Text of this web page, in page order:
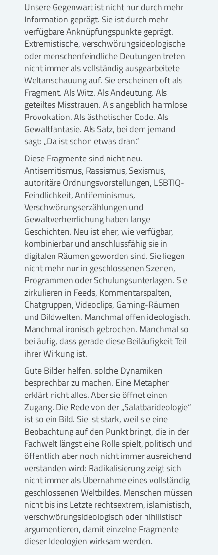
Unsere Gegenwart ist nicht nur durch mehr
Information geprägt. Sie ist durch mehr
verfügbare Anknüpfungspunkte geprägt.
Extremistische, verschwörungsideologische
oder menschenfeindliche Deutungen treten
nicht immer als vollständig ausgearbeitete
Weltanschauung auf. Sie erscheinen oft als
Fragment. Als Witz. Als Andeutung. Als
geteiltes Misstrauen. Als angeblich harmlose
Provokation. Als ästhetischer Code. Als
Gewaltfantasie. Als Satz, bei dem jemand
sagt: „Da ist schon etwas dran.“
Diese Fragmente sind nicht neu.
Antisemitismus, Rassismus, Sexismus,
autoritäre Ordnungsvorstellungen, LSBTIQ-
Feindlichkeit, Antifeminismus,
Verschwörungserzählungen und
Gewaltverherrlichung haben lange
Geschichten. Neu ist eher, wie verfügbar,
kombinierbar und anschlussfähig sie in
digitalen Räumen geworden sind. Sie liegen
nicht mehr nur in geschlossenen Szenen,
Programmen oder Schulungsunterlagen. Sie
zirkulieren in Feeds, Kommentarspalten,
Chatgruppen, Videoclips, Gaming-Räumen
und Bildwelten. Manchmal offen ideologisch.
Manchmal ironisch gebrochen. Manchmal so
beiläufig, dass gerade diese Beiläufigkeit Teil
ihrer Wirkung ist.
Gute Bilder helfen, solche Dynamiken
besprechbar zu machen. Eine Metapher
erklärt nicht alles. Aber sie öffnet einen
Zugang. Die Rede von der „Salatbarideologie“
ist so ein Bild. Sie ist stark, weil sie eine
Beobachtung auf den Punkt bringt, die in der
Fachwelt längst eine Rolle spielt, politisch und
öffentlich aber noch nicht immer ausreichend
verstanden wird: Radikalisierung zeigt sich
nicht immer als Übernahme eines vollständig
geschlossenen Weltbildes. Menschen müssen
nicht bis ins Letzte rechtsextrem, islamistisch,
verschwörungsideologisch oder nihilistisch
argumentieren, damit einzelne Fragmente
dieser Ideologien wirksam werden.